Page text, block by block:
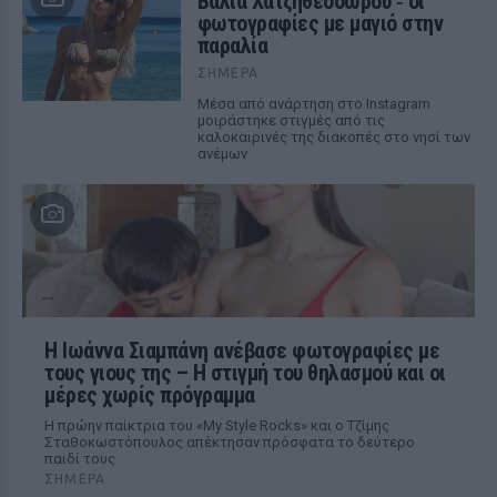
φωτογραφίες με μαγιό στην
παραλία
ΣΉΜΕΡΑ
Μέσα από ανάρτηση στο Instagram
μοιράστηκε στιγμές από τις
καλοκαιρινές της διακοπές στο νησί των
ανέμων
H Ιωάννα Σιαμπάνη ανέβασε φωτογραφίες με
τους γιους της – Η στιγμή του θηλασμού και οι
μέρες χωρίς πρόγραμμα
Η πρώην παίκτρια του «My Style Rocks» και ο Τζίμης
Σταθοκωστόπουλος απέκτησαν πρόσφατα το δεύτερο
παιδί τους
ΣΉΜΕΡΑ